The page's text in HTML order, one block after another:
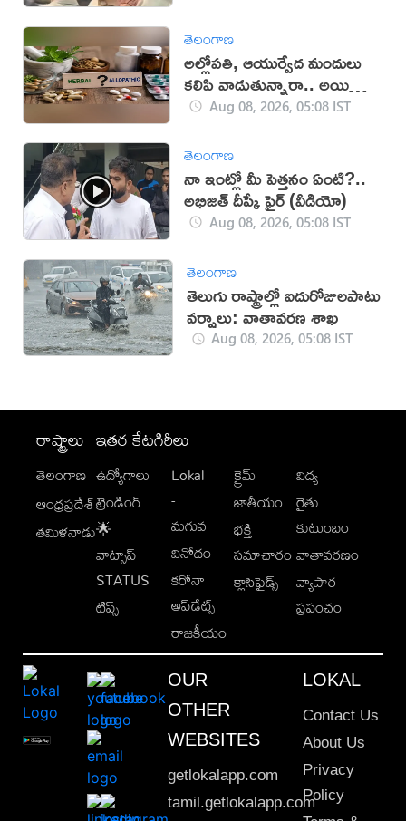
తెలంగాణ
అల్లోపతి, ఆయుర్వేద మందులు
కలిపి వాడుతున్నారా.. అయితే
జాగ్రత్త!Aug 08, 2026, 05:08 IST
తెలంగాణ
నా ఇంట్లో మీ పెత్తనం ఏంటి?..
అభిజిత్‌ దీప్కే ఫైర్‌ (వీడియో)
Aug 08, 2026, 05:08 IST
తెలంగాణ
తెలుగు రాష్ట్రాల్లో ఐదురోజులపాటు
వర్షాలు: వాతావరణ శాఖ
Aug 08, 2026, 05:08 IST
రాష్ట్రాలు
తెలంగాణ
ఆంధ్రప్రదేశ్
తమిళనాడు
ఇతర కేటగిరీలు
ఉద్యోగాలు
ట్రెండింగ్
🌟
వాట్సాప్
STATUS
టిప్స్
Lokal
-
మగువ
వినోదం
కరోనా
అప్‌డేట్స్
రాజకీయం
క్రైమ్
జాతీయం
భక్తి
సమాచారం
క్లాసిఫైడ్స్
విద్య
రైతు
కుటుంబం
వాతావరణం
వ్యాపార
ప్రపంచం
OUR
OTHER
WEBSITES
getlokalapp.com
tamil.getlokalapp.com
LOKAL
Contact Us
About Us
Privacy
Policy